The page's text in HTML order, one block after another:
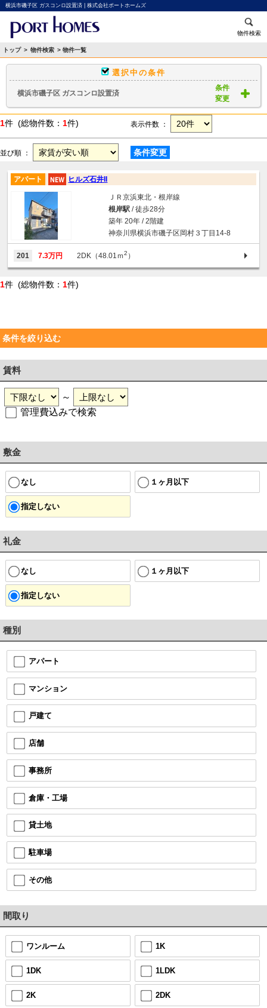
横浜市磯子区 ガスコンロ設置済 | 株式会社ポートホームズ
物件検索
トップ > 物件検索 > 物件一覧
選択中の条件
横浜市磯子区 ガスコンロ設置済
条件
変更
1件 (総物件数： 1件) 表示件数 ：
並び順 ： 条件変更
アパート ヒルズ石井II
ＪＲ京浜東北・根岸線
根岸駅/ 徒歩28分
築年 20年 / 2階建
神奈川県横浜市磯子区岡村３丁目14-8
201 7.3万円 2DK（48.01ｍ2 ）
1件 (総物件数： 1件)
条件を絞り込む
賃料
～
管理費込みで検索
敷金
なし １ヶ月以下
指定しない
礼金
なし １ヶ月以下
指定しない
種別
アパート
マンション
戸建て
店舗
事務所
倉庫・工場
貸土地
駐車場
その他
間取り
ワンルーム 1K
1DK 1LDK
2K 2DK